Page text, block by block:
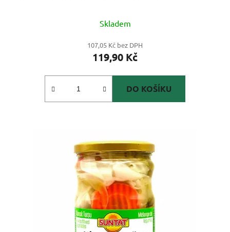
Skladem
107,05 Kč bez DPH
119,90 Kč
DO KOŠÍKU